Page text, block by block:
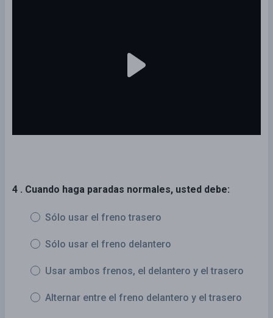
4 . Cuando haga paradas normales, usted debe:
Sólo usar el freno trasero
Sólo usar el freno delantero
Usar ambos frenos, el delantero y el trasero
Alternar entre el freno delantero y el trasero